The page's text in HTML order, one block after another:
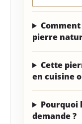
pierre
Cette
en cuisine
Pourquoi
demande ?